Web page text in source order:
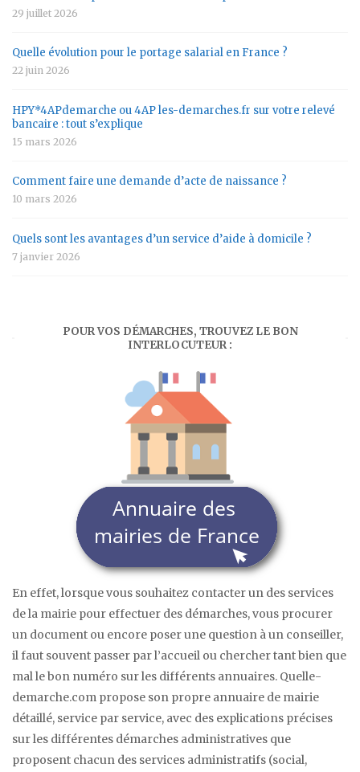
29 juillet 2026
Quelle évolution pour le portage salarial en France ?
22 juin 2026
HPY*4APdemarche ou 4AP les-demarches.fr sur votre relevé
bancaire : tout s’explique
15 mars 2026
Comment faire une demande d’acte de naissance ?
10 mars 2026
Quels sont les avantages d’un service d’aide à domicile ?
7 janvier 2026
POUR VOS DÉMARCHES, TROUVEZ LE BON
INTERLOCUTEUR :
En effet, lorsque vous souhaitez contacter un des services
de la mairie pour effectuer des démarches, vous procurer
un document ou encore poser une question à un conseiller,
il faut souvent passer par l’accueil ou chercher tant bien que
mal le bon numéro sur les différents annuaires. Quelle-
demarche.com propose son propre annuaire de mairie
détaillé, service par service, avec des explications précises
sur les différentes démarches administratives que
proposent chacun des services administratifs (social,